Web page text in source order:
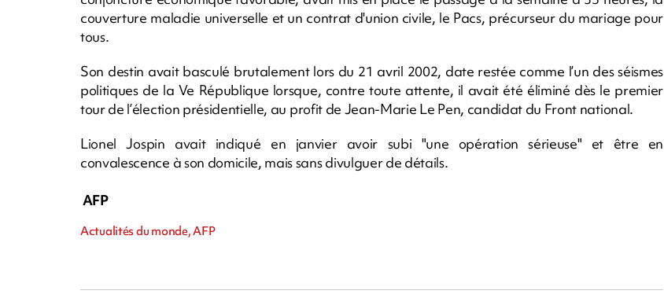
couverture maladie universelle et un contrat d'union civile, le Pacs, précurseur du mariage pour
tous.
Son destin avait basculé brutalement lors du 21 avril 2002, date restée comme l’un des séismes
politiques de la Ve République lorsque, contre toute attente, il avait été éliminé dès le premier
tour de l’élection présidentielle, au profit de Jean-Marie Le Pen, candidat du Front national.
Lionel Jospin avait indiqué en janvier avoir subi "une opération sérieuse" et être en
convalescence à son domicile, mais sans divulguer de détails.
AFP
Actualités du monde, AFP